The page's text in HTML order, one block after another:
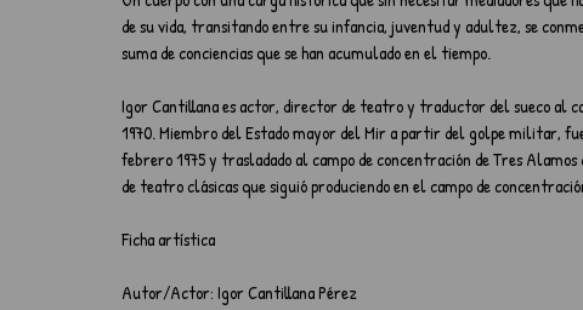
de su vida, transitando entre su infancia, juventud y adultez, se
suma de conciencias que se han acumulado en el tiempo.
Igor Cantillana es actor, director de teatro y traductor del sueco al
1970. Miembro del Estado mayor del Mir a partir del golpe militar,
febrero 1975 y trasladado al campo de concentración de Tres
de teatro clásicas que siguió produciendo en el campo de
Ficha artística
Autor/Actor: Igor Cantillana Pérez